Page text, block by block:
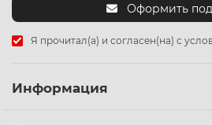
Оформить
Я прочитал(а) и согласен(на) с
Информация